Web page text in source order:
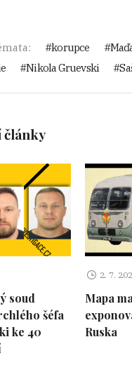
korupce
Nikola Gruevski
články
soud
šéfa
ke 40
2. 7.
Mapa
Ruska